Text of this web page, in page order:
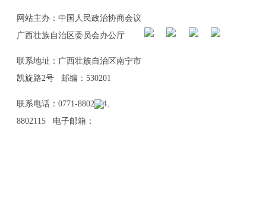
网站主办：中国人民政治协商会议
广西壮族自治区委员会办公厅
联系地址：广西壮族自治区南宁市
凯旋路2号 邮编：530201
联系电话：0771-8802114、
8802115 电子邮箱：